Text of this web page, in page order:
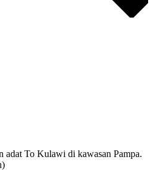
adat To Kulawi di kawasan Pampa.